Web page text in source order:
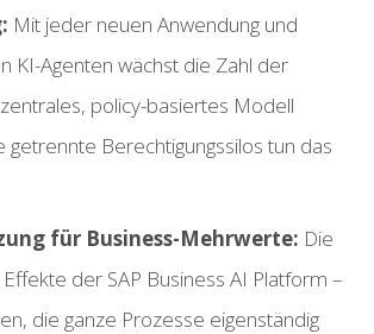
Mit jeder neuen Anwendung und
KI-Agenten wächst die Zahl der
policy-basiertes Modell
getrennte Berechtigungssilos tun das
für Business-Mehrwerte: Die
der SAP Business AI Platform –
die ganze Prozesse eigenständig